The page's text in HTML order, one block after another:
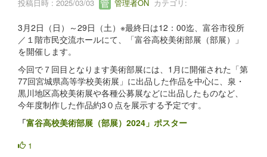
投稿日時 : 2025/03/03 管理者ON カテゴリ:
3月2日（日）～29日（土）※最終日は12：00迄、富谷市役所
／１階市民交流ホールにて、「富谷高校美術部展（部展）」
を開催します。
今回で７回目となります美術部展には、1月に開催された「第
77回宮城県高等学校美術展」に出品した作品を中心に、泉・
黒川地区高校美術展や各種公募展などに出品したものなど、
今年度制作した作品約3０点を展示する予定です。
「富谷高校美術部展（部展）2024」ポスター
1